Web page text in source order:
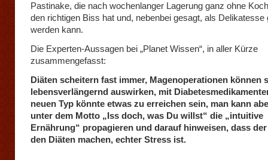
Pastinake, die nach wochenlanger Lagerung ganz ohne
den richtigen Biss hat und, nebenbei gesagt, als Delikatesse
werden kann.
Die Experten-Aussagen bei „Planet Wissen“, in aller Kürze
zusammengefasst:
Diäten scheitern fast immer, Magenoperationen können
lebensverlängernd auswirken, mit
neuen Typ könnte etwas zu erreichen sein, man kann
unter dem Motto „Iss doch, was Du willst“ die „intuitive
Ernährung“ propagieren und darauf hinweisen, dass
den Diäten machen, echter Stress ist.